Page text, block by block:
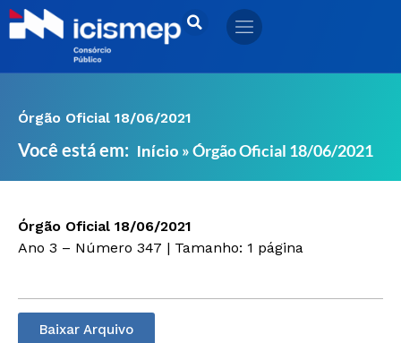
Ir
para
Órgão Oficial 18/06/2021
Você está em: Início »Órgão Oficial 18/06/2021
Órgão Oficial 18/06/2021
Ano 3 – Número 347 | Tamanho: 1 página
Baixar Arquivo